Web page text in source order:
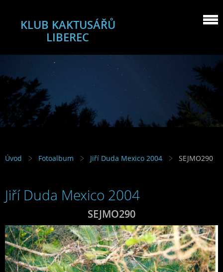
KLUB KAKTUSÁŘŮ
LIBEREC
Úvod Fotoalbum Jiří Duda Mexico 2004 SEJMO290
Jiří Duda Mexico 2004
SEJMO290